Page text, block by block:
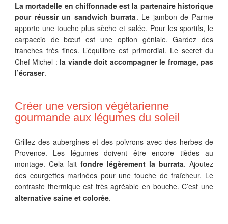
La mortadelle en chiffonnade est la partenaire historique
pour réussir un sandwich burrata. Le jambon de Parme
apporte une touche plus sèche et salée. Pour les sportifs, le
carpaccio de bœuf est une option géniale. Gardez des
tranches très fines. L’équilibre est primordial. Le secret du
Chef Michel : la viande doit accompagner le fromage, pas
l’écraser.
Créer une version végétarienne
gourmande aux légumes du soleil
Grillez des aubergines et des poivrons avec des herbes de
Provence. Les légumes doivent être encore tièdes au
montage. Cela fait fondre légèrement la burrata. Ajoutez
des courgettes marinées pour une touche de fraîcheur. Le
contraste thermique est très agréable en bouche. C’est une
alternative saine et colorée.